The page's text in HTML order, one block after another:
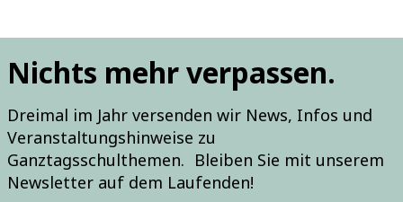
Nichts mehr verpassen.
Dreimal im Jahr versenden wir News, Infos und
Veranstaltungshinweise zu
Ganztagsschulthemen. Bleiben Sie mit unserem
Newsletter auf dem Laufenden!